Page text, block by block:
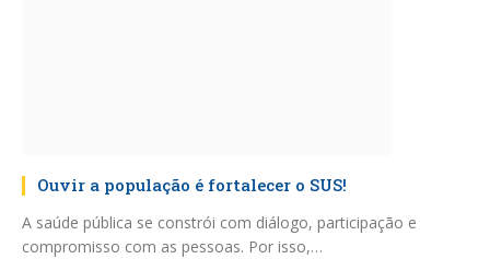
Ouvir a população é fortalecer o SUS!
A saúde pública se constrói com diálogo, participação e
compromisso com as pessoas. Por isso,…